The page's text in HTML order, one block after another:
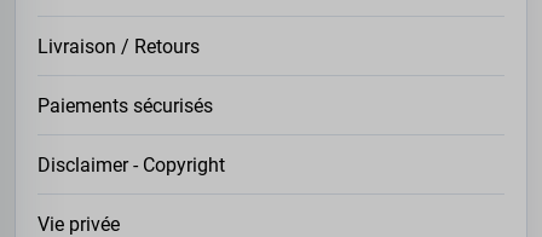
Livraison / Retours
Paiements sécurisés
Disclaimer - Copyright
Vie privée